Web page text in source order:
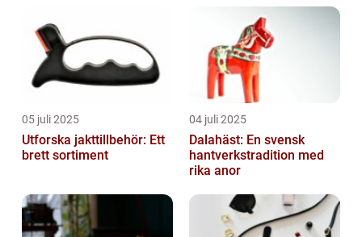
05 juli 2025
Utforska jakttillbehör: Ett
brett sortiment
04 juli 2025
Dalahäst: En svensk
hantverkstradition med
rika anor